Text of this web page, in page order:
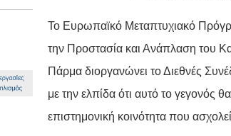
Το Ευρωπαϊκό Μεταπτυχιακό
την Προστασία και Ανάπλαση του
Πάρμα διοργανώνει το Διεθνές
με την ελπίδα ότι αυτό το γεγονός
επιστημονική κοινότητα που